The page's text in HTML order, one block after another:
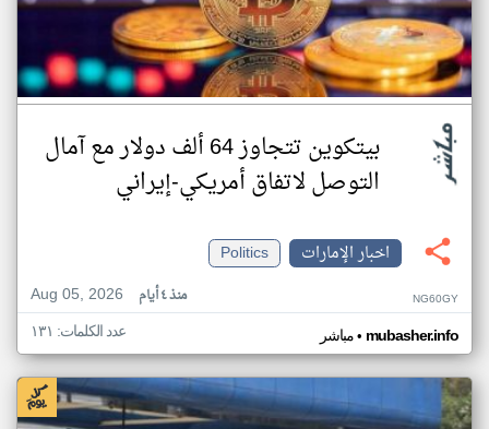
بيتكوين تتجاوز 64 ألف دولار مع آمال
التوصل لاتفاق أمريكي-إيراني
اخبار الإمارات
Politics
Aug 05, 2026
منذ ٤ أيام NG60GY
مباشر• mubasher.info عدد الكلمات: ١٣١